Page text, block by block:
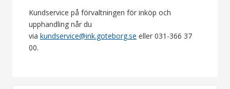
Kundservice på förvaltningen för inköp och
upphandling når du
via kundservice@ink.goteborg.se eller 031-366 37
00.